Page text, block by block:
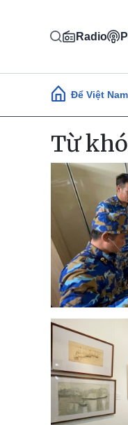
Radio
Main Để Việt
Từ